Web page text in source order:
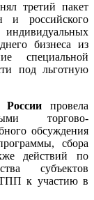
третий пакет
и российского
бизнеса из
специальной
под льготную
России провела
торгово-
обсуждения
сбора
действий по
субъектов
ТПП к участию в